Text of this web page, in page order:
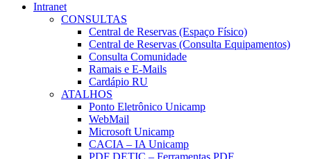
Intranet
CONSULTAS
Central de Reservas (Espaço Físico)
Central de Reservas (Consulta Equipamentos)
Consulta Comunidade
Ramais e E-Mails
Cardápio RU
ATALHOS
Ponto Eletrônico Unicamp
WebMail
Microsoft Unicamp
CACIA – IA Unicamp
PDF DETIC – Ferramentas PDF